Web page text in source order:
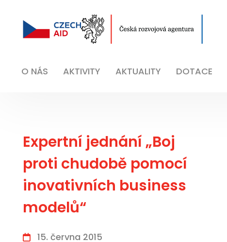
O NÁS AKTIVITY AKTUALITY DOTACE
Expertní jednání „Boj
proti chudobě pomocí
inovativních business
modelů“
15. června 2015